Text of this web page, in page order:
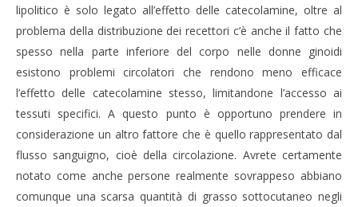
lipolitico è solo legato all’effetto delle catecolamine, oltre al
problema della distribuzione dei recettori c’è anche il fatto che
spesso nella parte inferiore del corpo nelle donne ginoidi
esistono problemi circolatori che rendono meno efficace
l’effetto delle catecolamine stesso, limitandone l’accesso ai
tessuti specifici. A questo punto è opportuno prendere in
considerazione un altro fattore che è quello rappresentato dal
flusso sanguigno, cioè della circolazione. Avrete certamente
notato come anche persone realmente sovrappeso abbiano
comunque una scarsa quantità di grasso sottocutaneo negli